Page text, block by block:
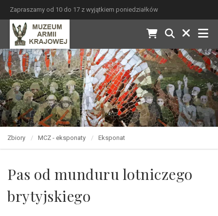
Zapraszamy od 10 do 17 z wyjątkiem poniedziałków
Zbiory MCZ - eksponaty Eksponat
Pas od munduru lotniczego
brytyjskiego